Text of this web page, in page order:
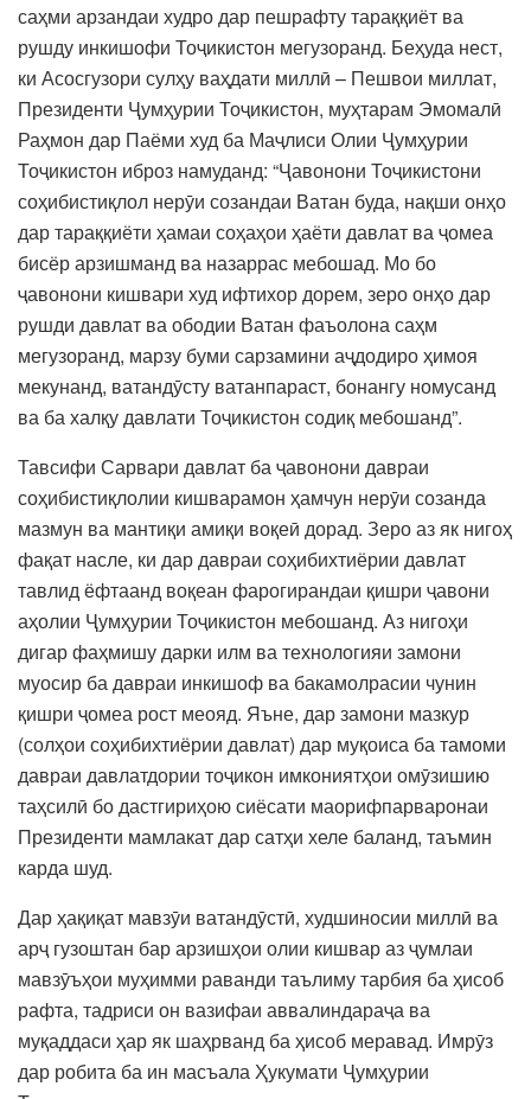
саҳми арзандаи худро дар пешрафту тараққиёт ва
рушду инкишофи Тоҷикистон мегузоранд. Беҳуда нест,
ки Асосгузори сулҳу ваҳдати миллӣ – Пешвои миллат,
Президенти Ҷумҳурии Тоҷикистон, муҳтарам Эмомалӣ
Раҳмон дар Паёми худ ба Маҷлиси Олии Ҷумҳурии
Тоҷикистон иброз намуданд: “Ҷавонони Тоҷикистони
соҳибистиқлол нерӯи созандаи Ватан буда, нақши онҳо
дар тараққиёти ҳамаи соҳаҳои ҳаёти давлат ва ҷомеа
бисёр арзишманд ва назаррас мебошад. Мо бо
ҷавонони кишвари худ ифтихор дорем, зеро онҳо дар
рушди давлат ва ободии Ватан фаъолона саҳм
мегузоранд, марзу буми сарзамини аҷдодиро ҳимоя
мекунанд, ватандӯсту ватанпараст, бонангу номусанд
ва ба халқу давлати Тоҷикистон содиқ мебошанд”.
Тавсифи Сарвари давлат ба ҷавонони давраи
соҳибистиқлолии кишварамон ҳамчун нерӯи созанда
мазмун ва мантиқи амиқи воқеӣ дорад. Зеро аз як нигоҳ
фақат насле, ки дар давраи соҳибихтиёрии давлат
тавлид ёфтаанд воқеан фарогирандаи қишри ҷавони
аҳолии Ҷумҳурии Тоҷикистон мебошанд. Аз нигоҳи
дигар фаҳмишу дарки илм ва технологияи замони
муосир ба давраи инкишоф ва бакамолрасии чунин
қишри ҷомеа рост меояд. Яъне, дар замони мазкур
(солҳои соҳибихтиёрии давлат) дар муқоиса ба тамоми
давраи давлатдории тоҷикон имкониятҳои омӯзишию
таҳсилӣ бо дастгириҳою сиёсати маорифпарваронаи
Президенти мамлакат дар сатҳи хеле баланд, таъмин
карда шуд.
Дар ҳақиқат мавзӯи ватандӯстӣ, худшиносии миллӣ ва
арҷ гузоштан бар арзишҳои олии кишвар аз ҷумлаи
мавзӯъҳои муҳимми раванди таълиму тарбия ба ҳисоб
рафта, тадриси он вазифаи аввалиндараҷа ва
муқаддаси ҳар як шаҳрванд ба ҳисоб меравад. Имрӯз
дар робита ба ин масъала Ҳукумати Ҷумҳурии